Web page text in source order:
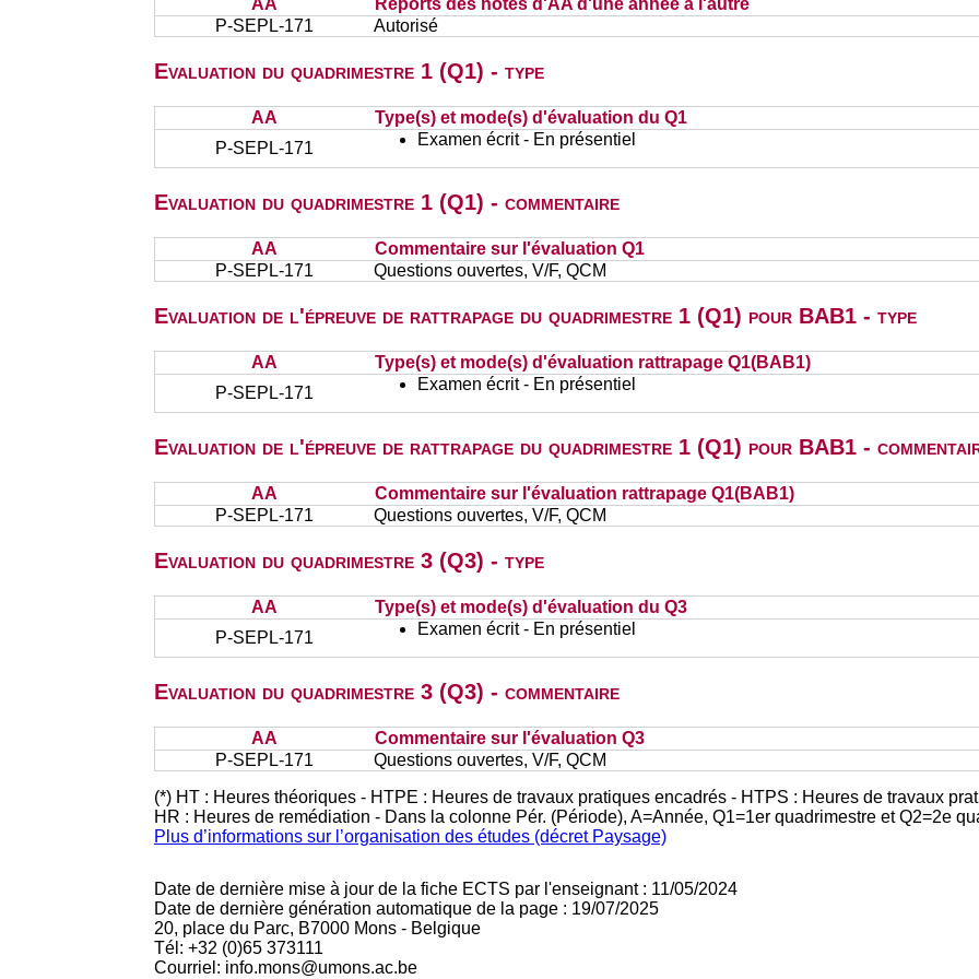
AA
Reports des notes d'AA d'une année à l'autre
P-SEPL-171
Autorisé
Evaluation du quadrimestre 1 (Q1) - type
AA
Type(s) et mode(s) d'évaluation du Q1
P-SEPL-171
Examen écrit - En présentiel
Evaluation du quadrimestre 1 (Q1) - commentaire
AA
Commentaire sur l'évaluation Q1
P-SEPL-171
Questions ouvertes, V/F, QCM
Evaluation de l'épreuve de rattrapage du quadrimestre 1 (Q1) pour BAB1 - type
AA
Type(s) et mode(s) d'évaluation rattrapage Q1(BAB1)
P-SEPL-171
Examen écrit - En présentiel
Evaluation de l'épreuve de rattrapage du quadrimestre 1 (Q1) pour BAB1 -
AA
Commentaire sur l'évaluation rattrapage Q1(BAB1)
P-SEPL-171
Questions ouvertes, V/F, QCM
Evaluation du quadrimestre 3 (Q3) - type
AA
Type(s) et mode(s) d'évaluation du Q3
P-SEPL-171
Examen écrit - En présentiel
Evaluation du quadrimestre 3 (Q3) - commentaire
AA
Commentaire sur l'évaluation Q3
P-SEPL-171
Questions ouvertes, V/F, QCM
(*) HT : Heures théoriques - HTPE : Heures de travaux pratiques encadrés - HTPS : Heures de travaux
HR : Heures de remédiation - Dans la colonne Pér. (Période), A=Année, Q1=1er quadrimestre et Q2=2e
Plus d’informations sur l’organisation des études (décret Paysage)
Date de dernière mise à jour de la fiche ECTS par l'enseignant : 11/05/2024
Date de dernière génération automatique de la page : 19/07/2025
20, place du Parc, B7000 Mons - Belgique
Tél: +32 (0)65 373111
Courriel: info.mons@umons.ac.be